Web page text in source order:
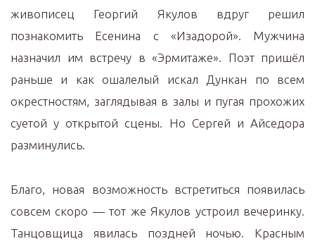
живописец Георгий Якулов вдруг решил
познакомить Есенина с «Изадорой». Мужчина
назначил им встречу в «Эрмитаже». Поэт пришёл
раньше и как ошалелый искал Дункан по всем
окрестностям, заглядывая в залы и пугая прохожих
суетой у открытой сцены. Но Сергей и Айседора
разминулись.
Благо, новая возможность встретиться появилась
совсем скоро — тот же Якулов устроил вечеринку.
Танцовщица явилась поздней ночью. Красным